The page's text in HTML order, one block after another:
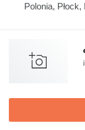
Polonia,